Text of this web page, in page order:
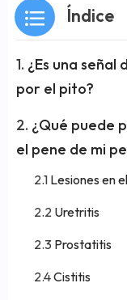
Índice
¿Es una
por el pito?
¿Qué puede
el pene de mi
Lesiones en
Uretritis
Prostatitis
Cistitis